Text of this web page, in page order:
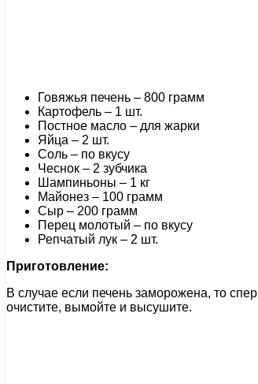
Говяжья печень – 800 грамм
Картофель – 1 шт.
Постное масло – для жарки
Яйца – 2 шт.
Соль – по вкусу
Чеснок – 2 зубчика
Шампиньоны – 1 кг
Майонез – 100 грамм
Сыр – 200 грамм
Перец молотый – по вкусу
Репчатый лук – 2 шт.
Приготовление:
В случае если печень заморожена, то
очистите, вымойте и высушите.